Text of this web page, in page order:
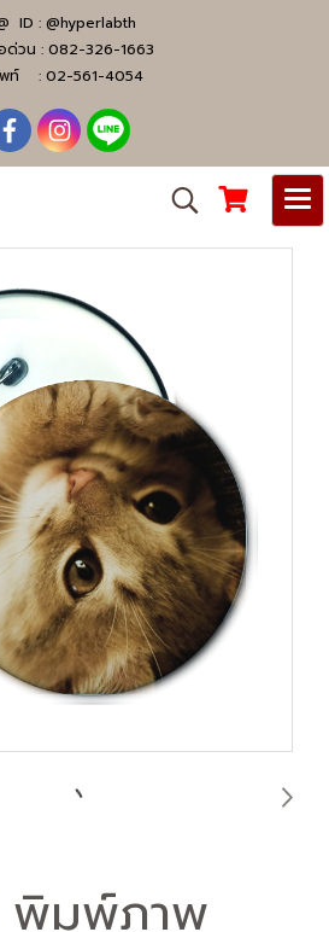
ID : @hyperlabth
ด่วน : 082-326-1663
พท์ : 02-561-4054
พิมพ์ภาพ